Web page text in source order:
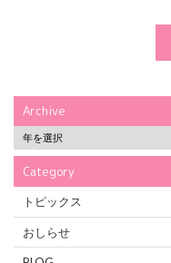
Archive
Category
トピックス
おしらせ